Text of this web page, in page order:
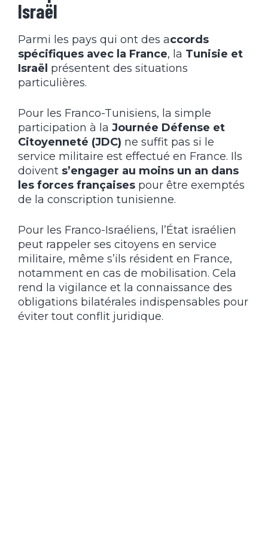
Israël
Parmi les pays qui ont des accords
spécifiques avec la France, la Tunisie et
Israël présentent des situations
particulières.
Pour les Franco-Tunisiens, la simple
participation à la Journée Défense et
Citoyenneté (JDC) ne suffit pas si le
service militaire est effectué en France. Ils
doivent s’engager au moins un an dans
les forces françaises pour être exemptés
de la conscription tunisienne.
Pour les Franco-Israéliens, l’État israélien
peut rappeler ses citoyens en service
militaire, même s’ils résident en France,
notamment en cas de mobilisation. Cela
rend la vigilance et la connaissance des
obligations bilatérales indispensables pour
éviter tout conflit juridique.